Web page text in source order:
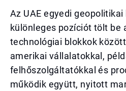
Az UAE egyedi
különleges pozíciót tölt be
technológiai blokkok
amerikai vállalatokkal,
felhőszolgáltatókkal és
működik együtt, nyitott